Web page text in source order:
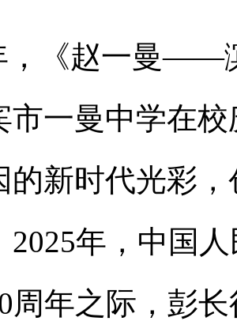
，《赵一曼——
市一曼中学在
的新时代光彩
2025年，中国
周年之际，彭